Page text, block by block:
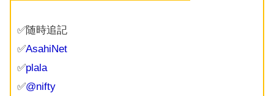
✅随時追記
✅AsahiNet
✅plala
✅@nifty